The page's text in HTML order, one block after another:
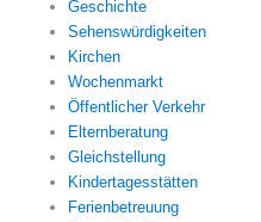
Geschichte
Sehenswürdigkeiten
Kirchen
Wochenmarkt
Öffentlicher Verkehr
Elternberatung
Gleichstellung
Kindertagesstätten
Ferienbetreuung